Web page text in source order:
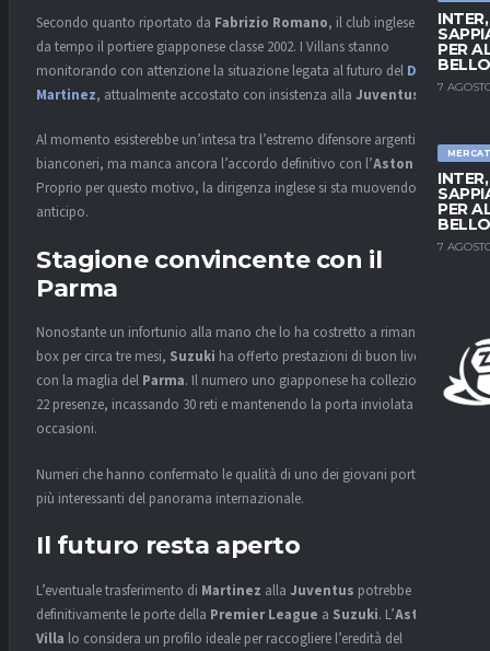
PER
7
PER
7
Secondo quanto riportato da Fabrizio Romano, il club inglese segue
da tempo il portiere giapponese classe 2002. I Villans stanno
monitorando con attenzione la situazione legata al futuro del Dibu
Martinez, attualmente accostato con insistenza alla Juventus
Al momento esisterebbe un’intesa tra l’estremo difensore argentino e i
bianconeri, ma manca ancora l’accordo definitivo con l’Aston Villa.
Proprio per questo motivo, la dirigenza inglese si sta muovendo con
anticipo.
Stagione convincente con il
Parma
Nonostante un infortunio alla mano che lo ha costretto a rimanere ai
box per circa tre mesi, Suzuki ha offerto prestazioni di buon livello
con la maglia del Parma. Il numero uno giapponese ha collezionato
22 presenze, incassando 30 reti e mantenendo la porta inviolata in sei
occasioni.
Numeri che hanno confermato le qualità di uno dei giovani portieri
più interessanti del panorama internazionale.
Il futuro resta aperto
L’eventuale trasferimento di Martinez alla Juventus potrebbe aprire
definitivamente le porte della Premier League a Suzuki. L’Aston
Villa lo considera un profilo ideale per raccogliere l’eredità del